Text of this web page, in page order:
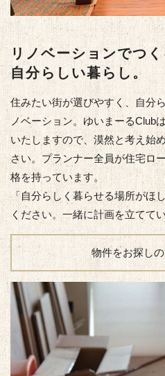
リノベーションでつ
自分らしい暮らし。
住みたい街が選びやすく、自分
ノベーション。ゆいまーるClub
いたしますので、漠然と考え始
さい。プランナー全員が住宅ロ
格を持っています。
「自分らしく暮らせる場所がほ
ください。一緒に計画を立てて
物件をお探し